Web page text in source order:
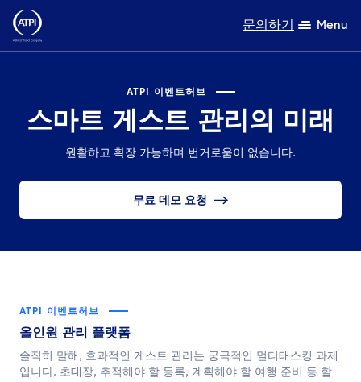
문의하기 Menu
제품
검색
한국어
ATPI 이벤트허브
스마트 게스트 관리의 미래
원활하고 확장 가능하며 번거로움이 없습니다.
무료 데모 요청
ATPI 이벤트허브
올인원 관리 플랫폼
솔직히 말해, 효과적인 게스트 관리는 궁극적인 멀티태스킹 과제
입니다. 초대장, 추적해야 할 등록, 계획해야 할 여행 준비 등 할